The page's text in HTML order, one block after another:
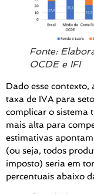
Fonte:
OCDE e IFI
Dado esse contexto,
taxa de IVA para
complicar o sistema
mais alta para
estimativas
(ou seja, todos
imposto) seria em
percentuais abaixo